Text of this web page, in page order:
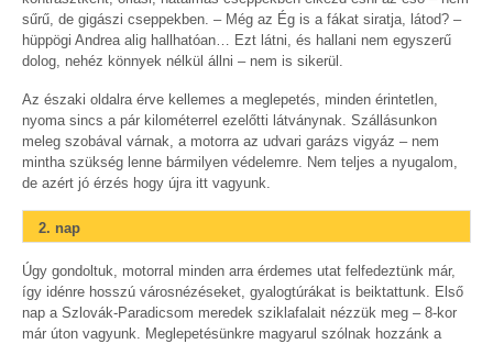
sűrű, de gigászi cseppekben. – Még az Ég is a fákat siratja, látod? –
hüppögi Andrea alig hallhatóan… Ezt látni, és hallani nem egyszerű
dolog, nehéz könnyek nélkül állni – nem is sikerül.
Az északi oldalra érve kellemes a meglepetés, minden érintetlen,
nyoma sincs a pár kilométerrel ezelőtti látványnak. Szállásunkon
meleg szobával várnak, a motorra az udvari garázs vigyáz – nem
mintha szükség lenne bármilyen védelemre. Nem teljes a nyugalom,
de azért jó érzés hogy újra itt vagyunk.
2. nap
Úgy gondoltuk, motorral minden arra érdemes utat felfedeztünk már,
így idénre hosszú városnézéseket, gyalogtúrákat is beiktattunk. Első
nap a Szlovák-Paradicsom meredek sziklafalait nézzük meg – 8-kor
már úton vagyunk. Meglepetésünkre magyarul szólnak hozzánk a